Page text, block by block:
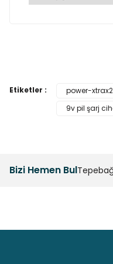
Ürün resmi
Bu ürüne benzer
Etiketler : power-
9v pil şarj
Bizi Hemen Bul